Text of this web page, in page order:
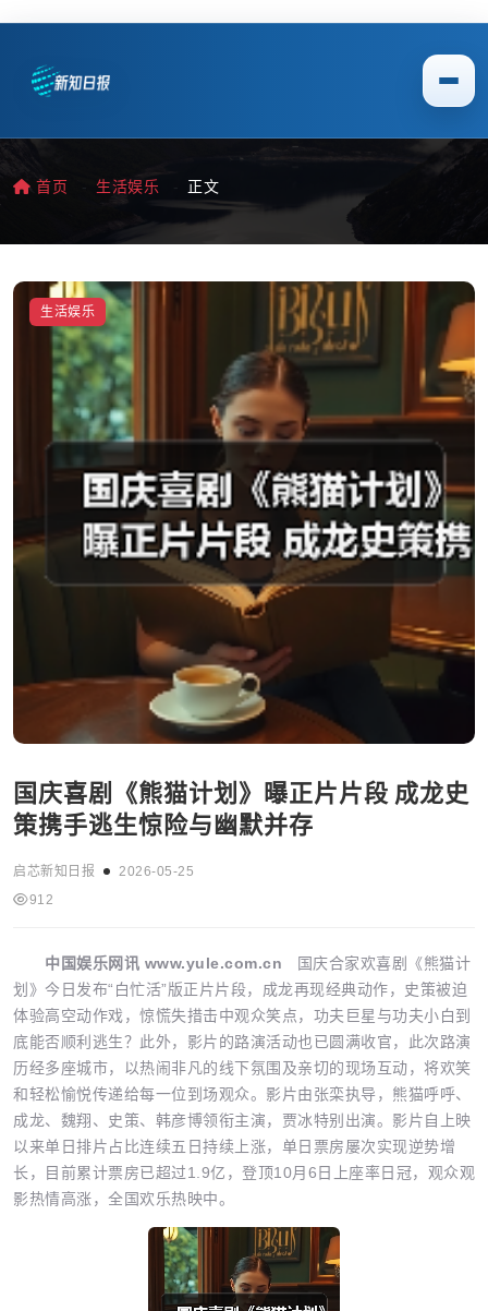
首页 生活娱乐 正文
生活娱乐
国庆喜剧《熊猫计划》曝正片片段 成龙史
策携手逃生惊险与幽默并存
启芯新知日报
2026-05-25
912
中国娱乐网讯 www.yule.com.cn
国庆合家欢喜剧《熊猫计
划》今日发布“白忙活”版正片片段，成龙再现经典动作，史策被迫
体验高空动作戏，惊慌失措击中观众笑点，功夫巨星与功夫小白到
底能否顺利逃生？此外，影片的路演活动也已圆满收官，此次路演
历经多座城市，以热闹非凡的线下氛围及亲切的现场互动，将欢笑
和轻松愉悦传递给每一位到场观众。影片由张栾执导，熊猫呼呼、
成龙、魏翔、史策、韩彦博领衔主演，贾冰特别出演。影片自上映
以来单日排片占比连续五日持续上涨，单日票房屡次实现逆势增
长，目前累计票房已超过1.9亿，登顶10月6日上座率日冠，观众观
影热情高涨，全国欢乐热映中。